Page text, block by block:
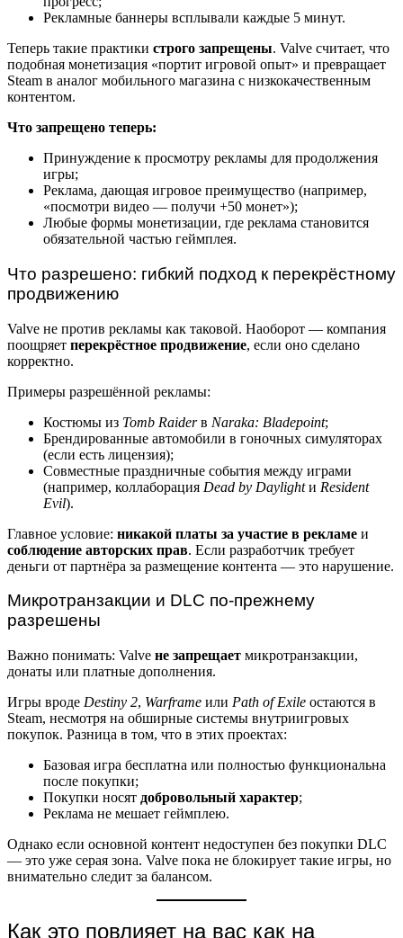
Рекламные баннеры всплывали каждые 5 минут.
Теперь такие практики строго запрещены. Valve считает, что
подобная монетизация «портит игровой опыт» и превращает
Steam в аналог мобильного магазина с низкокачественным
контентом.
Что запрещено теперь:
Принуждение к просмотру рекламы для продолжения
игры;
Реклама, дающая игровое преимущество (например,
«посмотри видео — получи +50 монет»);
Любые формы монетизации, где реклама становится
обязательной частью геймплея.
Что разрешено: гибкий подход к перекрёстному
продвижению
Valve не против рекламы как таковой. Наоборот — компания
поощряет перекрёстное продвижение, если оно сделано
корректно.
Примеры разрешённой рекламы:
Костюмы из Tomb Raiderв Naraka: Bladepoint;
Брендированные автомобили в гоночных симуляторах
(если есть лицензия);
Совместные праздничные события между играми
(например, коллаборация Dead by Daylightи Resident
Evil).
Главное условие: никакой платы за участие в рекламе и
соблюдение авторских прав. Если разработчик требует
деньги от партнёра за размещение контента — это нарушение.
Микротранзакции и DLC по-прежнему
разрешены
Важно понимать: Valve не запрещает микротранзакции,
донаты или платные дополнения.
Игры вроде Destiny 2, Warframe или Path of Exile остаются в
Steam, несмотря на обширные системы внутриигровых
покупок. Разница в том, что в этих проектах:
Базовая игра бесплатна или полностью функциональна
после покупки;
Покупки носят добровольный характер;
Реклама не мешает геймплею.
Однако если основной контент недоступен без покупки DLC
— это уже серая зона. Valve пока не блокирует такие игры, но
внимательно следит за балансом.
Как это повлияет на вас как на